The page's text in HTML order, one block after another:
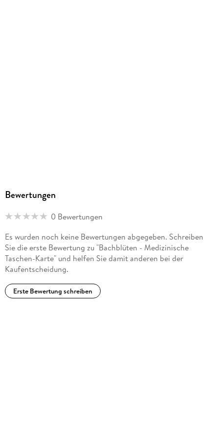
Bewertungen
0 Bewertungen
Es wurden noch keine Bewertungen abgegeben. Schreiben
Sie die erste Bewertung zu "Bachblüten - Medizinische
Taschen-Karte" und helfen Sie damit anderen bei der
Kaufentscheidung.
Erste Bewertung schreiben